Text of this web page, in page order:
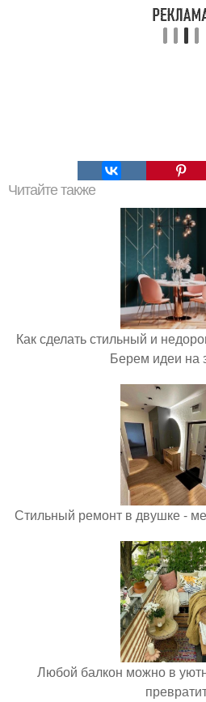
Читайте также
Как сделать стильный и
Берем идеи на
Стильный ремонт в двушке -
Любой балкон можно в